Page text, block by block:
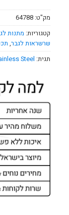
מק"ט:64788
קטגוריות: מתנות
שרשראות לגבר,
תגית: Steel